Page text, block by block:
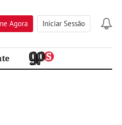
Agora Iniciar Sessão